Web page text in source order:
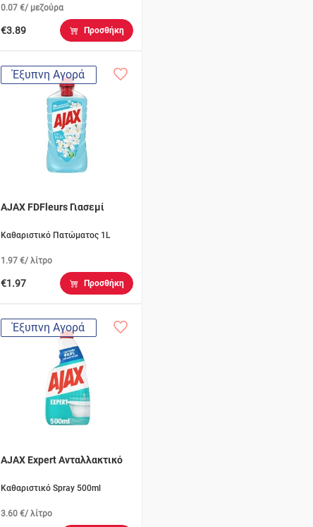
0.07 €/ μεζούρα
€3.89 Προσθήκη
Έξυπνη Αγορά
AJAX FDFleurs Γιασεμί
Καθαριστικό Πατώματος 1L
1.97 €/ λίτρο
€1.97 Προσθήκη
Έξυπνη Αγορά
AJAX Expert Ανταλλακτικό
Καθαριστικό Spray 500ml
3.60 €/ λίτρο